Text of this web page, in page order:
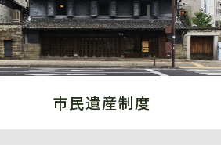
市民遺産制度